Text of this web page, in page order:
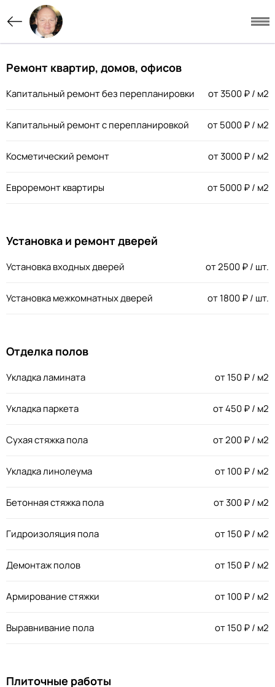
Ремонт квартир, домов, офисов
Капитальный ремонт без перепланировки от3500₽ / м2
Капитальный ремонт с перепланировкой от5000₽ / м2
Косметический ремонт от3000₽ / м2
Евроремонт квартиры от5000₽ / м2
Установка и ремонт дверей
Установка входных дверей от2500₽ / шт.
Установка межкомнатных дверей от1800₽ / шт.
Отделка полов
Укладка ламината от150₽ / м2
Укладка паркета от450₽ / м2
Сухая стяжка пола от200₽ / м2
Укладка линолеума от100₽ / м2
Бетонная стяжка пола от300₽ / м2
Гидроизоляция пола от150₽ / м2
Демонтаж полов от150₽ / м2
Армирование стяжки от100₽ / м2
Выравнивание пола от150₽ / м2
Плиточные работы